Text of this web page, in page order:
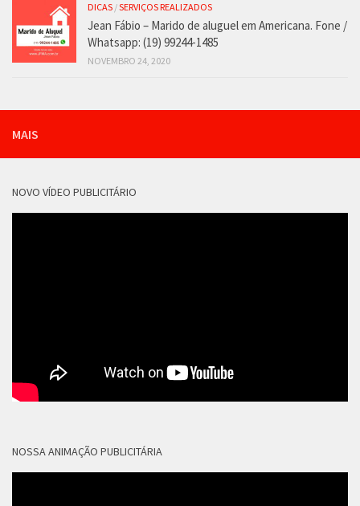
DICAS /SERVIÇOS REALIZADOS
Jean Fábio – Marido de aluguel em Americana. Fone /
Whatsapp: (19) 99244-1485
NOVEMBRO 24, 2020
MAIS
NOVO VÍDEO PUBLICITÁRIO
NOSSA ANIMAÇÃO PUBLICITÁRIA